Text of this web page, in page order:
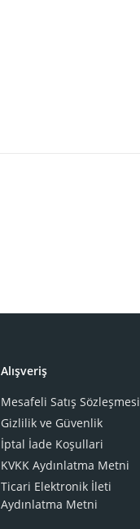
Alışveriş
Mesafeli Satış Sözleşmesi
Gizlilik ve Güvenlik
İptal İade Koşullari
KVKK Aydınlatma Metni
Ticari Elektronik İleti
Aydınlatma Metni